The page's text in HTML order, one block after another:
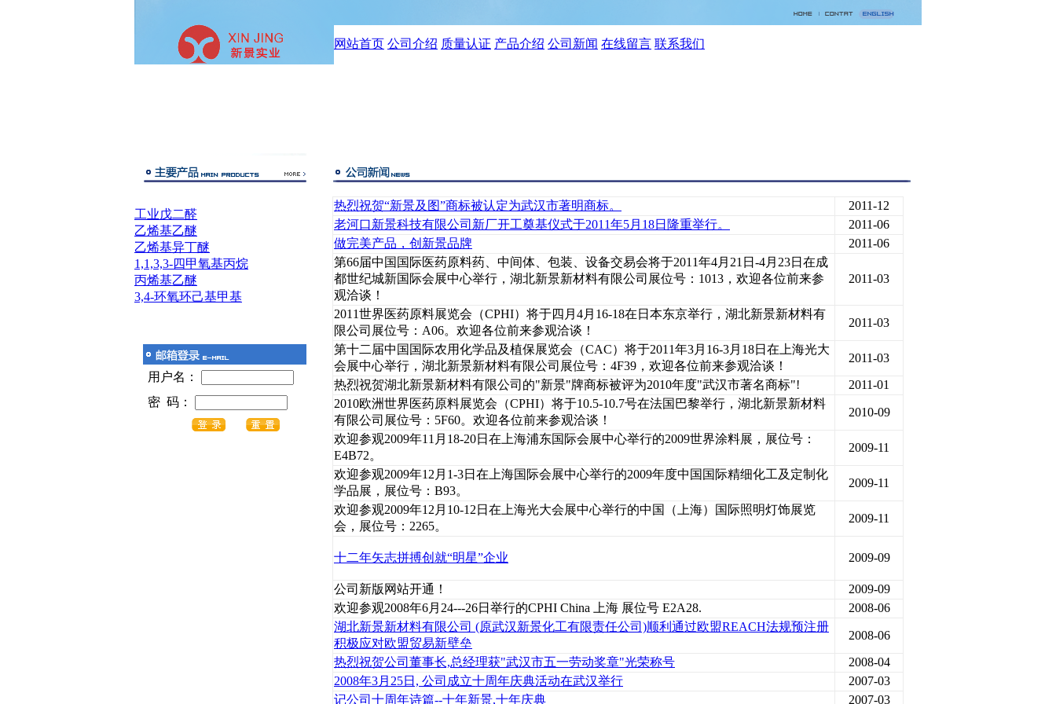
网站首页 公司介绍 质量认证 产品介绍 公司新闻 在线留言 联系我们
工业戊二醛
乙烯基乙醚
乙烯基异丁醚
1,1,3,3-四甲氧基丙烷
丙烯基乙醚
3,4-环氧环己基甲基
用户名：
密 码：
热烈祝贺“新景及图”商标被认定为武汉市著明商标。
2011-12
老河口新景科技有限公司新厂开工奠基仪式于2011年5月18日隆重举行。
2011-06
做完美产品，创新景品牌
2011-06
第66届中国国际医药原料药、中间体、包装、设备交易会将于2011年4月21日-4月23日在成
都世纪城新国际会展中心举行，湖北新景新材料有限公司展位号：1013，欢迎各位前来参
观洽谈！
2011-03
2011世界医药原料展览会（CPHI）将于四月4月16-18在日本东京举行，湖北新景新材料有
限公司展位号：A06。欢迎各位前来参观洽谈！
2011-03
第十二届中国国际农用化学品及植保展览会（CAC）将于2011年3月16-3月18日在上海光大
会展中心举行，湖北新景新材料有限公司展位号：4F39，欢迎各位前来参观洽谈！
2011-03
热烈祝贺湖北新景新材料有限公司的"新景"牌商标被评为2010年度"武汉市著名商标"!
2011-01
2010欧洲世界医药原料展览会（CPHI）将于10.5-10.7号在法国巴黎举行，湖北新景新材料
有限公司展位号：5F60。欢迎各位前来参观洽谈！
2010-09
欢迎参观2009年11月18-20日在上海浦东国际会展中心举行的2009世界涂料展，展位号：
E4B72。
2009-11
欢迎参观2009年12月1-3日在上海国际会展中心举行的2009年度中国国际精细化工及定制化
学品展，展位号：B93。
2009-11
欢迎参观2009年12月10-12日在上海光大会展中心举行的中国（上海）国际照明灯饰展览
会，展位号：2265。
2009-11
十二年矢志拼搏创就“明星”企业 2009-09
公司新版网站开通！
2009-09
欢迎参观2008年6月24---26日举行的CPHI China 上海 展位号 E2A28.
2008-06
湖北新景新材料有限公司 (原武汉新景化工有限责任公司)顺利通过欧盟REACH法规预注册
积极应对欧盟贸易新壁垒
2008-06
热烈祝贺公司董事长,总经理获"武汉市五一劳动奖章"光荣称号
2008-04
2008年3月25日, 公司成立十周年庆典活动在武汉举行
2007-03
记公司十周年诗篇--十年新景,十年庆典
2007-03